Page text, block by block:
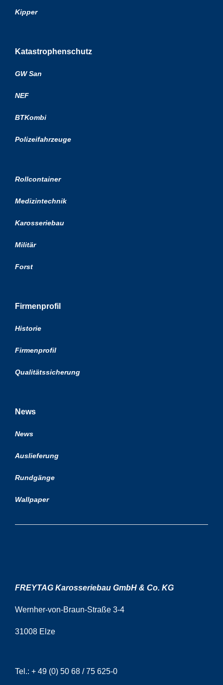
Kipper
Katastrophenschutz
GW San
NEF
BTKombi
Polizeifahrzeuge
Rollcontainer
Medizintechnik
Karosseriebau
Militär
Forst
Firmenprofil
Historie
Firmenprofil
Qualitätssicherung
News
News
Auslieferung
Rundgänge
Wallpaper
FREYTAG Karosseriebau GmbH & Co. KG
Wernher-von-Braun-Straße 3-4
31008 Elze
Tel.: + 49 (0) 50 68 / 75 625-0